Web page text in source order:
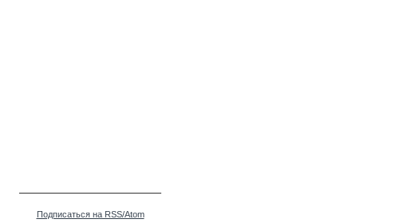
Подписаться на RSS/Atom